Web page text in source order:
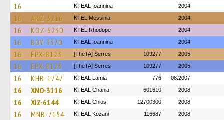
16 KTEAL Ioannina 2004
16 AKZ-3216 KTEL Messinia 2004
16 KOZ-6230 KTEL Rhodope 2004
16 BOY-3370 KTEAL Ioannina 2004
16 EPX-8123 [TheTA] Serres 109277 2005
16 EPX-8123 [TheTA] Serres 109277 2005
16 KHB-1747 KTEAL Lamia 776 08.2007
16 XNO-3116 KTEAL Chania 601610 2008
16 XIZ-6144 KTEAL Chios 12700300 2008
16 MNB-7154 KTEAL Kozani 116687 2008